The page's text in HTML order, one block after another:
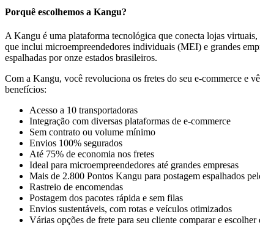
Porquê escolhemos a Kangu?
A Kangu é uma plataforma tecnológica que conecta lojas
que inclui microempreendedores individuais (MEI) e grandes
espalhadas por onze estados brasileiros.
Com a Kangu, você revoluciona os fretes do seu e-commerce e
benefícios:
Acesso a 10 transportadoras
Integração com diversas plataformas de e-commerce
Sem contrato ou volume mínimo
Envios 100% segurados
Até 75% de economia nos fretes
Ideal para microempreendedores até grandes empresas
Mais de 2.800 Pontos Kangu para postagem espalhados
Rastreio de encomendas
Postagem dos pacotes rápida e sem filas
Envios sustentáveis, com rotas e veículos otimizados
Várias opções de frete para seu cliente comparar e escolher